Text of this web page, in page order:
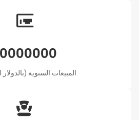
المبيعات السنوية